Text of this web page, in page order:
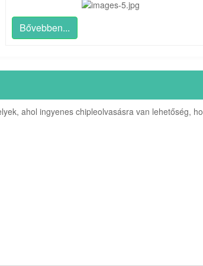
Bővebben...
ahol ingyenes chipleolvasásra van lehetőség,